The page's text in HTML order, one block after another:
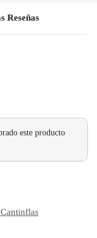
Reseñas
este producto
Cantinflas